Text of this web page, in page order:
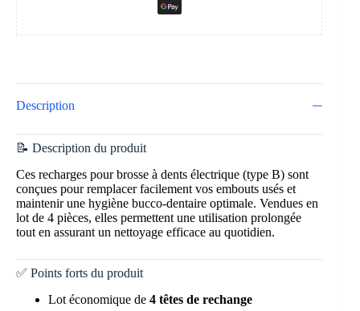
Description
📝 Description du produit
Ces recharges pour brosse à dents électrique (type B) sont
conçues pour remplacer facilement vos embouts usés et
maintenir une hygiène bucco-dentaire optimale. Vendues en
lot de 4 pièces, elles permettent une utilisation prolongée
tout en assurant un nettoyage efficace au quotidien.
✅ Points forts du produit
Lot économique de 4 têtes de rechange